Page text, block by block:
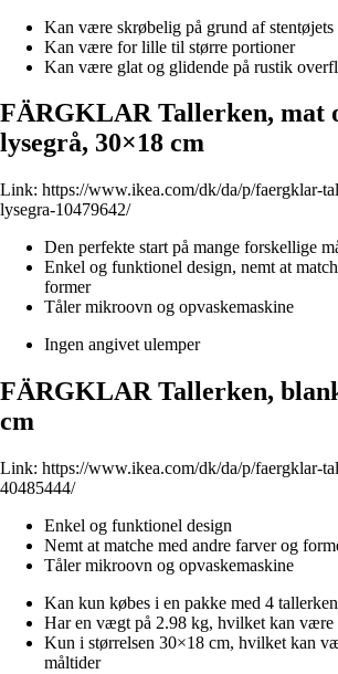
Kan være skrøbelig på grund af stentøjets
Kan være for lille til større portioner
Kan være glat og glidende på rustik
FÄRGKLAR Tallerken, mat
lysegrå, 30×18 cm
Link: https://www.ikea.com/dk/da/p/faergklar-
lysegra-10479642/
Den perfekte start på mange forskellige
Enkel og funktionel design, nemt at
former
Tåler mikroovn og opvaskemaskine
Ingen angivet ulemper
FÄRGKLAR Tallerken,
cm
Link: https://www.ikea.com/dk/da/p/faergklar-
40485444/
Enkel og funktionel design
Nemt at matche med andre farver og
Tåler mikroovn og opvaskemaskine
Kan kun købes i en pakke med 4
Har en vægt på 2.98 kg, hvilket kan være
Kun i størrelsen 30×18 cm, hvilket kan
måltider